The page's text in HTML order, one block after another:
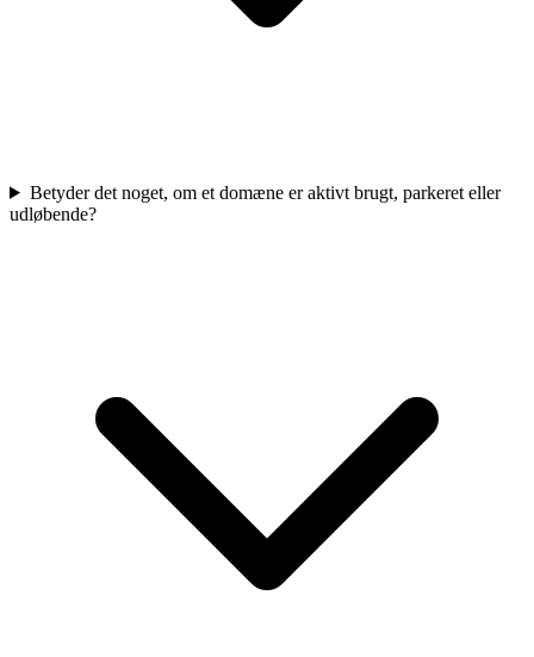
Betyder det noget, om et domæne er aktivt brugt, parkeret eller
udløbende?